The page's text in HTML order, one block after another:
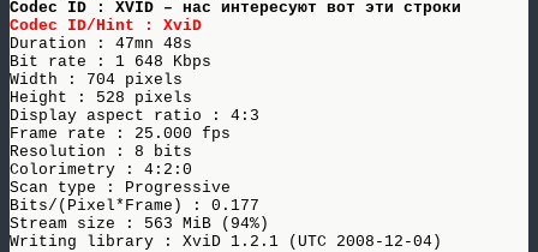
Codec ID : XVID – нас интересуют вот эти строки
Codec ID/Hint : XviD
Duration : 47mn 48s
Bit rate : 1 648 Kbps
Width : 704 pixels
Height : 528 pixels
Display aspect ratio : 4:3
Frame rate : 25.000 fps
Resolution : 8 bits
Colorimetry : 4:2:0
Scan type : Progressive
Bits/(Pixel*Frame) : 0.177
Stream size : 563 MiB (94%)
Writing library : XviD 1.2.1 (UTC 2008-12-04)